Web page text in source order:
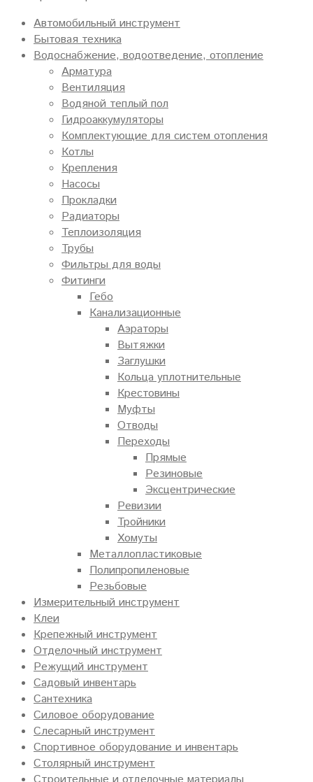
Автомобильный инструмент
Бытовая техника
Водоснабжение, водоотведение, отопление
Арматура
Вентиляция
Водяной теплый пол
Гидроаккумуляторы
Комплектующие для систем отопления
Котлы
Крепления
Насосы
Прокладки
Радиаторы
Теплоизоляция
Трубы
Фильтры для воды
Фитинги
Гебо
Канализационные
Аэраторы
Вытяжки
Заглушки
Кольца уплотнительные
Крестовины
Муфты
Отводы
Переходы
Прямые
Резиновые
Эксцентрические
Ревизии
Тройники
Хомуты
Металлопластиковые
Полипропиленовые
Резьбовые
Измерительный инструмент
Клеи
Крепежный инструмент
Отделочный инструмент
Режущий инструмент
Садовый инвентарь
Сантехника
Силовое оборудование
Слесарный инструмент
Спортивное оборудование и инвентарь
Столярный инструмент